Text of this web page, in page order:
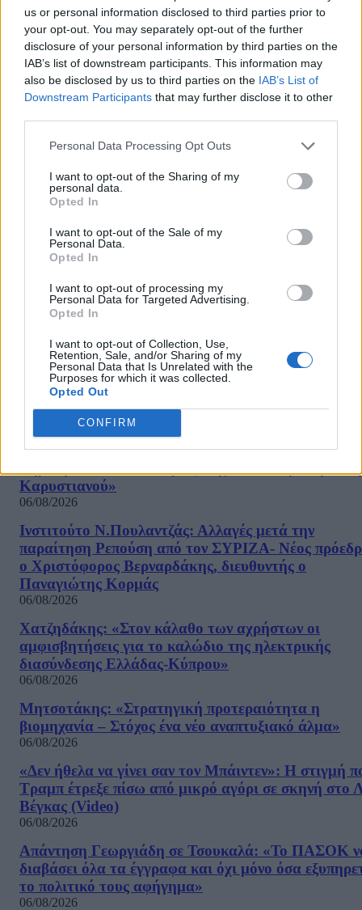
us or personal information disclosed to third parties prior to
your opt-out. You may separately opt-out of the further
disclosure of your personal information by third parties on the
IAB’s list of downstream participants. This information may
also be disclosed by us to third parties on the IAB’s List of
Downstream Participants that may further disclose it to other
Personal Data Processing Opt Outs
I want to opt-out of the Sharing of my
personal data.
Opted In
I want to opt-out of the Sale of my
Personal Data.
Opted In
I want to opt-out of processing my
Personal Data for Targeted Advertising.
Opted In
I want to opt-out of Collection, Use,
Retention, Sale, and/or Sharing of my
Personal Data that Is Unrelated with the
Purposes for which it was collected.
Opted Out
CONFIRM
Γ. Βαρεμένος για ΝΔ: Δεν ξέρω αν έχουμε μια
κυβέρνηση δεξιά ή αδέξια στο προσφυγικό
ζήτημα
O βουλευτής του ΣΥΡΙΖΑ κ. Γιώργος Βαρεμένος μίλησε στο
ΣΚΑΙ για τη Novartis, το προσφυγικό ενώ ρώτησε, αφήνοντας
άφωνους τους παρουσιαστές που όπως είπαν δεν γνώριζαν την
αστειότητα για τα «χασίσια στο Μαξίμου» του κ. Παπαδημητρίου,
για την οποία...
Σελίδα 1 από 2
Τραμπ: «Ήμασταν έτοιμοι για τη μεγαλύτερη
από τον Β’ Παγκόσμιο Πόλεμο – Το Ιράν μας
παρακάλεσε για συνομιλίες»
«Πυρά» κατά των ΜΜΕ από την «Ελπίδα για τη
Δημοκρατία»: «Όλοι όμως ασχολούνται με την
Καρυστιανού»
06/08/2026
Ινστιτούτο Ν.Πουλαντζάς: Αλλαγές μετά την
παραίτηση Ρεπούση από τον ΣΥΡΙΖΑ- Νέος
ο Χριστόφορος Βερναρδάκης, διευθυντής ο
Παναγιώτης Κορμάς
06/08/2026
Χατζηδάκης: «Στον κάλαθο των αχρήστων οι
αμφισβητήσεις για το καλώδιο της ηλεκτρικής
διασύνδεσης Ελλάδας-Κύπρου»
06/08/2026
Μητσοτάκης: «Στρατηγική προτεραιότητα η
βιομηχανία – Στόχος ένα νέο αναπτυξιακό άλμα»
06/08/2026
«Δεν ήθελα να γίνει σαν τον Μπάιντεν»: Η στιγμή
Τραμπ έτρεξε πίσω από μικρό αγόρι σε σκηνή στο
Βέγκας (Video)
06/08/2026
Απάντηση Γεωργιάδη σε Τσουκαλά: «Το ΠΑΣΟΚ
διαβάσει όλα τα έγγραφα και όχι μόνο όσα
το πολιτικό τους αφήγημα»
06/08/2026